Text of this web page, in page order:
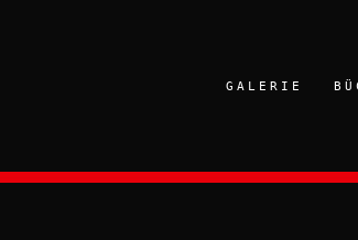
GALERIE